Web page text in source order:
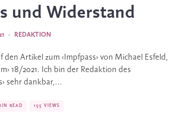
und Widerstand
REDAKTION
·
den Artikel zum ‹Impfpass› von Michael Esfeld,
18/2021. Ich bin der Redaktion des
sehr dankbar,...
READ 155 VIEWS